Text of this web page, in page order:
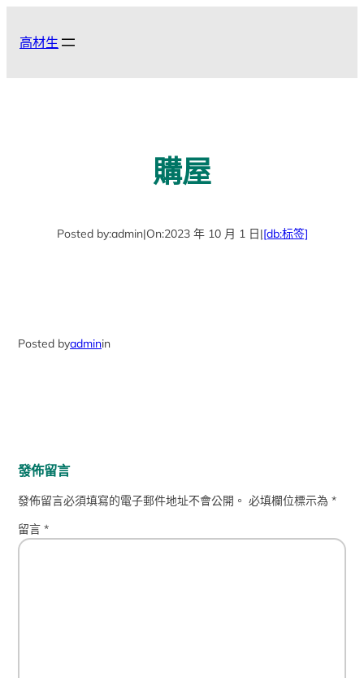
高材生
購屋
Posted by:admin|On:2023 年 10 月 1 日|[db:标签]
Posted byadminin
發佈留言
發佈留言必須填寫的電子郵件地址不會公開。 必填欄位標示為*
留言*